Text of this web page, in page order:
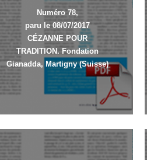
Numéro 78,
paru le 08/07/2017
CÉZANNE POUR
TRADITION. Fondation
Gianadda, Martigny (Suisse)